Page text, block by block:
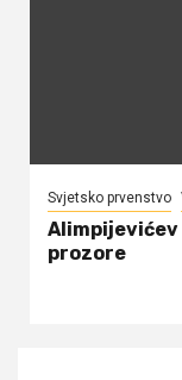
Svjetsko prvenstvo
Alimpijevićev
prozore